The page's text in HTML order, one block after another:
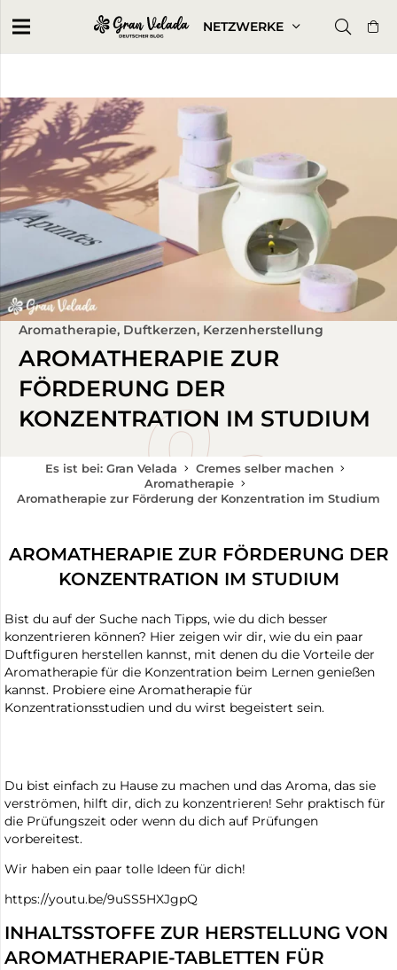
NETZWERKE
Aromatherapie, Duftkerzen, Kerzenherstellung
AROMATHERAPIE ZUR
FÖRDERUNG DER
KONZENTRATION IM STUDIUM
Es ist bei: Gran Velada
Cremes selber machen
Aromatherapie
Aromatherapie zur Förderung der Konzentration im Studium
AROMATHERAPIE ZUR FÖRDERUNG DER
KONZENTRATION IM STUDIUM
Bist du auf der Suche nach Tipps, wie du dich besser
konzentrieren können? Hier zeigen wir dir, wie du ein paar
Duftfiguren herstellen kannst, mit denen du die Vorteile der
Aromatherapie für die Konzentration beim Lernen genießen
kannst. Probiere eine Aromatherapie für
Konzentrationsstudien und du wirst begeistert sein.
Du bist einfach zu Hause zu machen und das Aroma, das sie
verströmen, hilft dir, dich zu konzentrieren! Sehr praktisch für
die Prüfungszeit oder wenn du dich auf Prüfungen
vorbereitest.
Wir haben ein paar tolle Ideen für dich!
https://youtu.be/9uSS5HXJgpQ
INHALTSSTOFFE ZUR HERSTELLUNG VON
AROMATHERAPIE-TABLETTEN FÜR